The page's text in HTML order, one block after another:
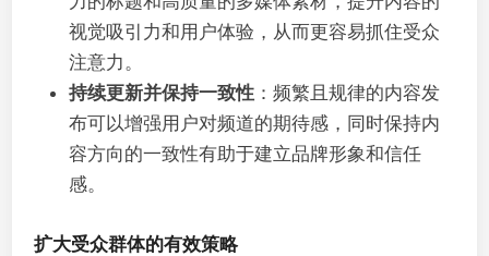
视觉吸引力和用户体验，从而更容易抓住受众
注意力。
持续更新并保持一致性 ：频繁且规律的内容发
布可以增强用户对频道的期待感，同时保持内
容方向的一致性有助于建立品牌形象和信任
感。
扩大受众群体的有效策略